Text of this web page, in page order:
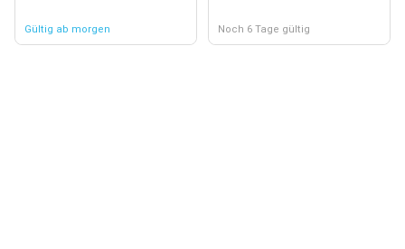
Gültig ab morgen Noch 6 Tage gültig